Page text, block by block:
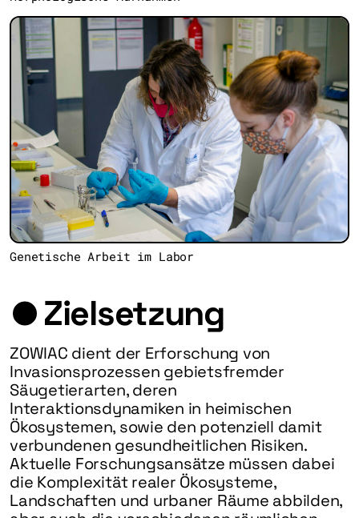
Genetische Arbeit im Labor
Zielsetzung
ZOWIAC dient der Erforschung von
Invasionsprozessen gebietsfremder
Säugetierarten, deren
Interaktionsdynamiken in heimischen
Ökosystemen, sowie den potenziell damit
verbundenen gesundheitlichen Risiken.
Aktuelle Forschungsansätze müssen dabei
die Komplexität realer Ökosysteme,
Landschaften und urbaner Räume abbilden,